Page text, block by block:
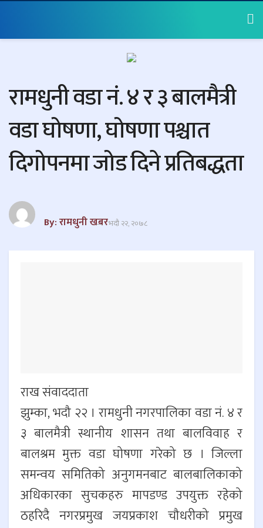
रामधुनी वडा नं. ४ र ३ बालमैत्री
वडा घोषणा, घोषणा पश्चात
दिगोपनमा जोड दिने प्रतिबद्धता
By: रामधुनी खबरभदौ २२, २०७८
राख संवाददाता
झुम्का, भदौ २२ । रामधुनी नगरपालिका वडा नं. ४ र
३ बालमैत्री स्थानीय शासन तथा बालविवाह र
बालश्रम मुक्त वडा घोषणा गरेको छ । जिल्ला
समन्वय समितिको अनुगमनबाट बालबालिकाको
अधिकारका सुचकहरु मापडण्ड उपयुक्त रहेको
ठहरिदै नगरप्रमुख जयप्रकाश चौधरीको प्रमुख